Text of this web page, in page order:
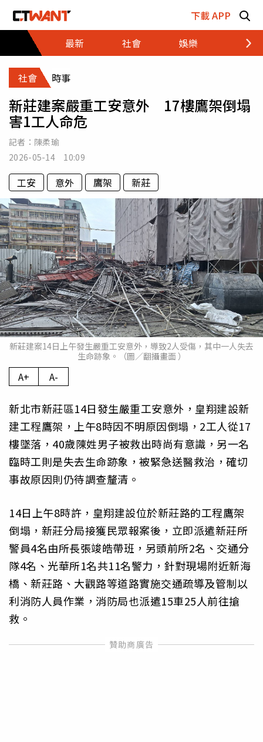
下載 APP
最新
社會 娛樂 財經
社會 時事
新莊建案嚴重工安意外 17樓鷹架倒塌
害1工人命危
記者： 陳柔瑜
2026-05-14 10:09
工安 意外 鷹架 新莊
新莊建案14日上午發生嚴重工安意外，導致2人受傷，其中一人失去
生命跡象。（圖／翻攝畫面 ）
A+ A-
新北市新莊區14日發生嚴重工安意外，皇翔建設新
建工程鷹架，上午8時因不明原因倒塌，2工人從17
樓墜落，40歲陳姓男子被救出時尚有意識，另一名
臨時工則是失去生命跡象，被緊急送醫救治，確切
事故原因則仍待調查釐清。
14日上午8時許，皇翔建設位於新莊路的工程鷹架
倒塌，新莊分局接獲民眾報案後，立即派遣新莊所
警員4名由所長張竣皓帶班，另頭前所2名、交通分
隊4名、光華所1名共11名警力，針對現場附近新海
橋、新莊路、大觀路等道路實施交通疏導及管制以
利消防人員作業，消防局也派遣15車25人前往搶
救。